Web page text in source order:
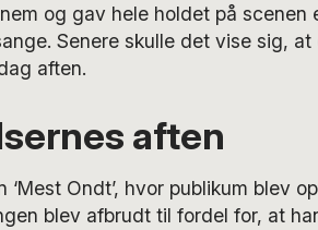
og gav hele holdet på
Senere skulle det vise sig,
aften.
aften
‘Mest Ondt’, hvor publikum blev
blev afbrudt til fordel for, at